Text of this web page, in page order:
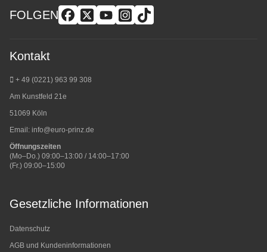
FOLGEN
Kontakt
+ 49 (0221) 963 99 308
Am Kunstfeld 21e
51069 Köln
Email: info@euro-prinz.de
Öffnungszeiten
(Mo–Do.) 09:00–13:00 / 14:00–17:00
(Fr.) 09:00–15:00
Gesetzliche Informationen
Datenschutz
AGB und Kundeninformationen